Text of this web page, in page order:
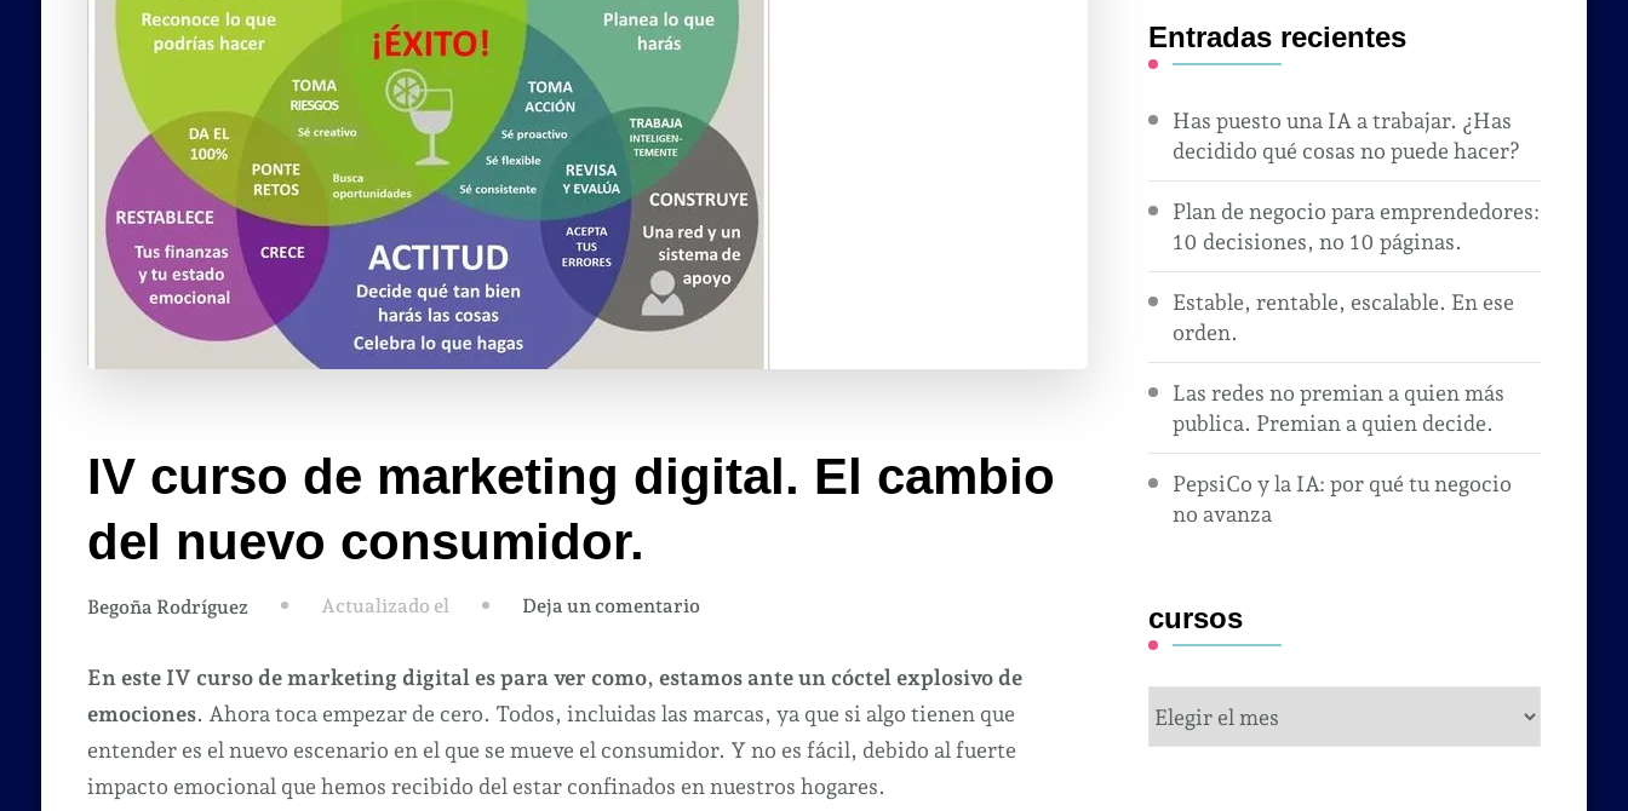
IV curso de marketing digital. El cambio
del nuevo consumidor.
Begoña Rodríguez Actualizado el Deja un comentarioen
curso
El
En este IV curso de marketing digital es para ver como, estamos ante un cóctel explosivo de
emociones. Ahora toca empezar de cero. Todos, incluidas las marcas, ya que si algo tienen que
entender es el nuevo escenario en el que se mueve el consumidor. Y no es fácil, debido al fuerte
impacto emocional que hemos recibido del estar confinados en nuestros hogares.
Entradas recientes
Has puesto una IA a trabajar. ¿Has
decidido qué cosas no puede hacer?
Plan de negocio para emprendedores:
10 decisiones, no 10 páginas.
Estable, rentable, escalable. En ese
orden.
Las redes no premian a quien más
publica. Premian a quien decide.
PepsiCo y la IA: por qué tu negocio
no avanza
cursos
cursos